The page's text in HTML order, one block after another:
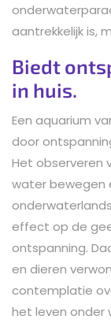
aantrekkelijk is,
Biedt
in huis.
Een aquarium
door
Het observeren
water bewegen
effect op de
ontspanning.
en dieren
contemplatie
het leven onder